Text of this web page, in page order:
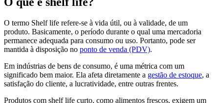
O termo Shelf life refere-se à vida útil, ou à validade, de um
produto. Basicamente, o período durante o qual uma mercadoria
permanece adequada para consumo ou uso. Portanto, pode ser
mantida à disposição no ponto de venda (PDV).
Em indústrias de bens de consumo, é uma métrica com um
significado bem maior. Ela afeta diretamente a gestão de estoque, a
satisfação do cliente, a lucratividade, entre outras frentes.
Produtos com shelf life curto, como alimentos frescos, exigem um